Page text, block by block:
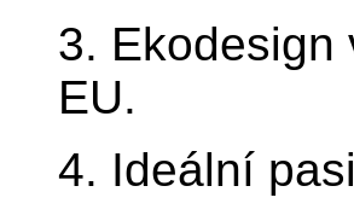
3. Ekodesign
EU.
4. Ideální